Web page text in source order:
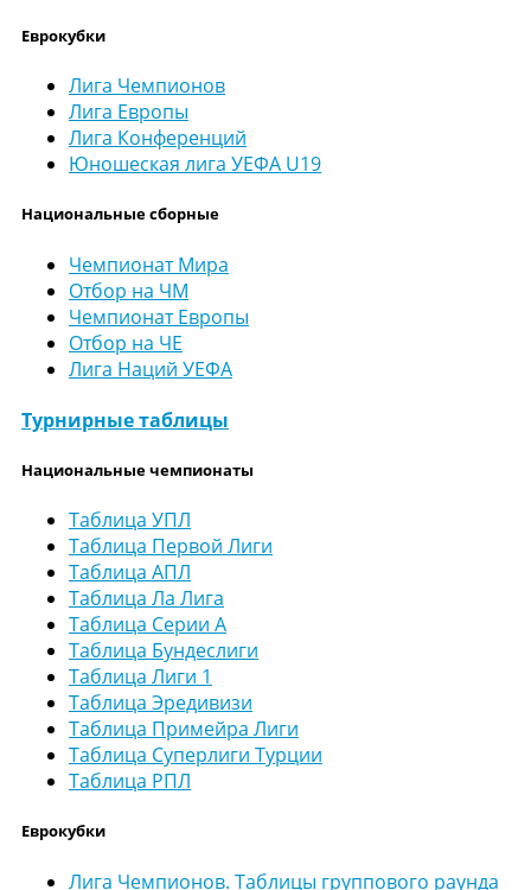
Еврокубки
Лига Чемпионов
Лига Европы
Лига Конференций
Юношеская лига УЕФА U19
Национальные сборные
Чемпионат Мира
Отбор на ЧМ
Чемпионат Европы
Отбор на ЧЕ
Лига Наций УЕФА
Турнирные таблицы
Национальные чемпионаты
Таблица УПЛ
Таблица Первой Лиги
Таблица АПЛ
Таблица Ла Лига
Таблица Серии А
Таблица Бундеслиги
Таблица Лиги 1
Таблица Эредивизи
Таблица Примейра Лиги
Таблица Суперлиги Турции
Таблица РПЛ
Еврокубки
Лига Чемпионов. Таблицы группового раунда